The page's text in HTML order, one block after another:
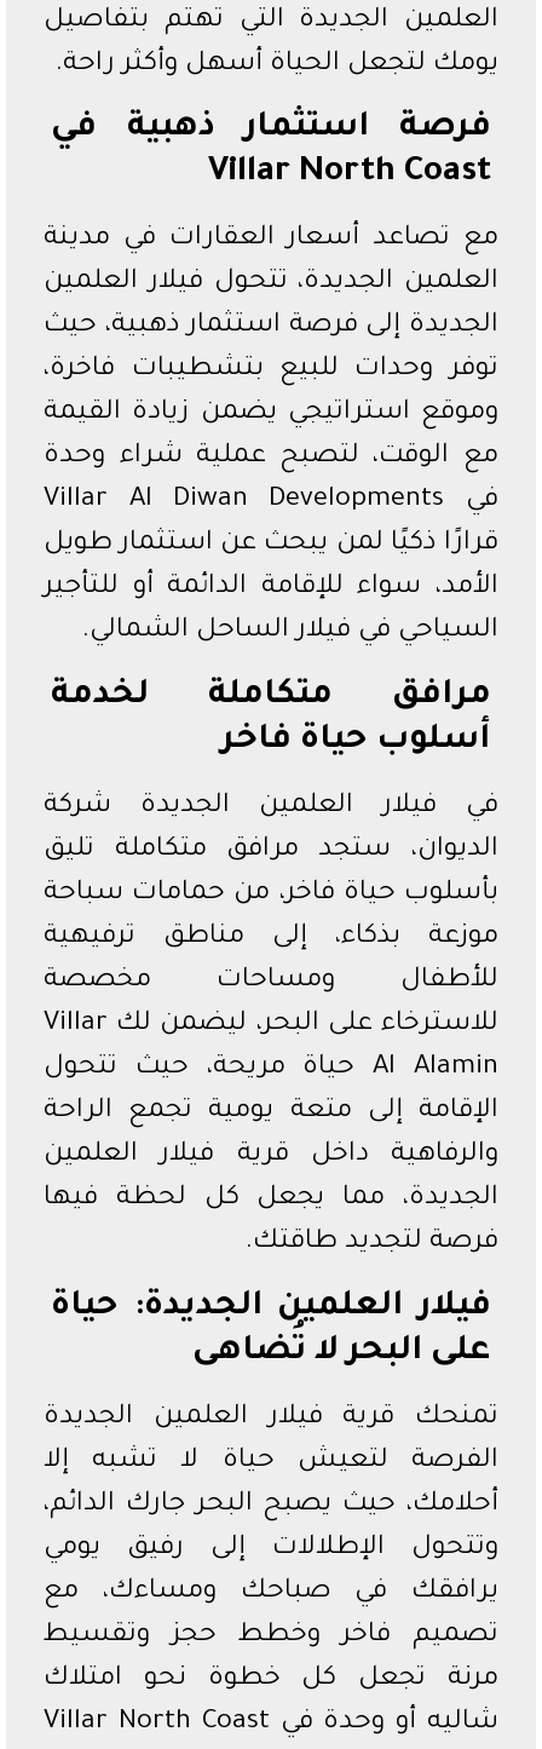
العلمين الجديدة التي تهتم بتفاصيل
يومك لتجعل الحياة أسهل وأكثر راحة.
فرصة استثمار ذهبية في
Villar North Coast
مع تصاعد أسعار العقارات في مدينة
العلمين الجديدة، تتحول فيلار العلمين
الجديدة إلى فرصة استثمار ذهبية، حيث
توفر وحدات للبيع بتشطيبات فاخرة،
وموقع استراتيجي يضمن زيادة القيمة
مع الوقت، لتصبح عملية شراء وحدة
في Villar Al Diwan Developments
قرارًا ذكيًا لمن يبحث عن استثمار طويل
الأمد، سواء للإقامة الدائمة أو للتأجير
السياحي في فيلار الساحل الشمالي.
مرافق متكاملة لخدمة
أسلوب حياة فاخر
في فيلار العلمين الجديدة شركة
الديوان، ستجد مرافق متكاملة تليق
بأسلوب حياة فاخر، من حمامات سباحة
موزعة بذكاء، إلى مناطق ترفيهية
للأطفال ومساحات مخصصة
للاسترخاء على البحر، ليضمن لك Villar
Al Alamin حياة مريحة، حيث تتحول
الإقامة إلى متعة يومية تجمع الراحة
والرفاهية داخل قرية فيلار العلمين
الجديدة، مما يجعل كل لحظة فيها
فرصة لتجديد طاقتك.
فيلار العلمين الجديدة: حياة
على البحر لا تُضاهى
تمنحك قرية فيلار العلمين الجديدة
الفرصة لتعيش حياة لا تشبه إلا
أحلامك، حيث يصبح البحر جارك الدائم،
وتتحول الإطلالات إلى رفيق يومي
يرافقك في صباحك ومساءك، مع
تصميم فاخر وخطط حجز وتقسيط
مرنة تجعل كل خطوة نحو امتلاك
شاليه أو وحدة في Villar North Coast